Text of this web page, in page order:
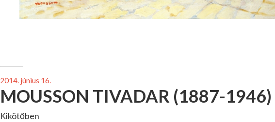
2014. június 16.
MOUSSON TIVADAR (1887-1946)
Kikötőben